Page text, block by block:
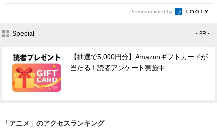
Recommended by
Special - PR -
【抽選で5,000円分】Amazonギフトカードが
当たる！読者アンケート実施中
「アニメ」のアクセスランキング